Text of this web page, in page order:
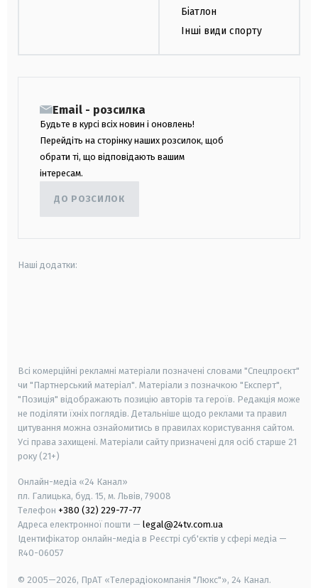
Біатлон
Інші види спорту
Email - розсилка
Будьте в курсі всіх новин і оновлень!
Перейдіть на сторінку наших розсилок, щоб
обрати ті, що відповідають вашим
інтересам.
ДО РОЗСИЛОК
Наші додатки:
Всі комерційні рекламні матеріали позначені словами "Спецпроєкт"
чи "Партнерський матеріал". Матеріали з позначкою "Експерт",
"Позиція" відображають позицію авторів та героїв. Редакція може
не поділяти їхніх поглядів. Детальніше щодо реклами та правил
цитування можна ознайомитись в правилах користування сайтом.
Усі права захищені. Матеріали сайту призначені для осіб старше 21
року (21+)
Онлайн-медіа «24 Канал»
пл. Галицька, буд. 15, м. Львів, 79008
Телефон +380 (32) 229-77-77
Адреса електронної пошти — legal@24tv.com.ua
Ідентифікатор онлайн-медіа в Реєстрі суб'єктів у сфері медіа —
R40-06057
© 2005—2026, ПрАТ «Телерадіокомпанія "Люкс"», 24 Канал.